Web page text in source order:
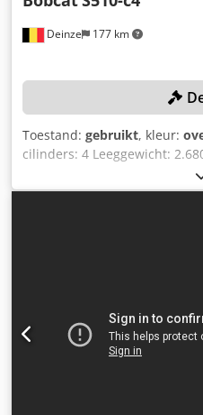
Deinze 177 km
Toestand: gebruikt, kleur:
cilinders: 4 Leeggewicht:
337 x 172 x 197 cm Dodjzrv
Snelwisselsysteem: Ja Eigen
Transportafmetingen: 3378